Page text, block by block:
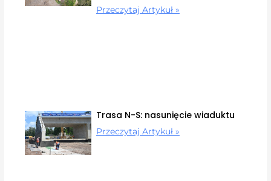
Przeczytaj Artykuł »
Trasa N-S: nasunięcie wiaduktu
Przeczytaj Artykuł »